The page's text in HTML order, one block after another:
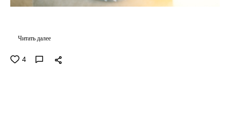
Читать далее
4